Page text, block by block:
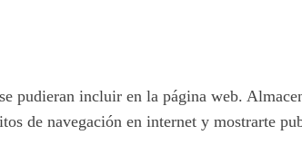
pudieran incluir en la página web.
de navegación en internet y mostrarte